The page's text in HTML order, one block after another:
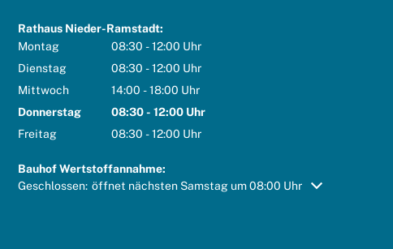
Rathaus Nieder-Ramstadt:
Montag
08:30 -12:00 Uhr
Von 08:30 bis 12:00 Uhr
Dienstag 08:30 -12:00 Uhr
Von 08:30 bis 12:00 Uhr
Mittwoch 14:00 -18:00 Uhr
Von 14:00 bis 18:00 Uhr
Donnerstag 08:30- 12:00 Uhr
Von 08:30 bis 12:00 Uhr
Freitag 08:30 -12:00 Uhr
Bauhof Wertstoffannahme:
Klicken, um weitere Öffnungs- oder Schließzeiten auszublenden
Geschlossen: öffnet nächsten Samstag um 08:00 Uhr